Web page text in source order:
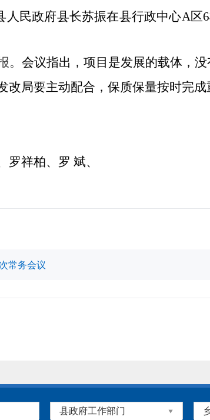
人民政府县长苏振在县行政中心A
。 会议指出，项目是发展的载体，
改局要主动配合，保质保量按时完
罗祥柏、罗 斌、
常务会议